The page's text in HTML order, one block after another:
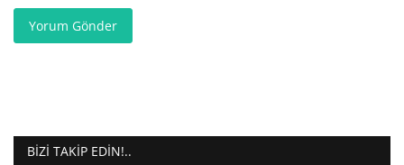
Yorum Gönder
BIZI TAKIP EDIN!..